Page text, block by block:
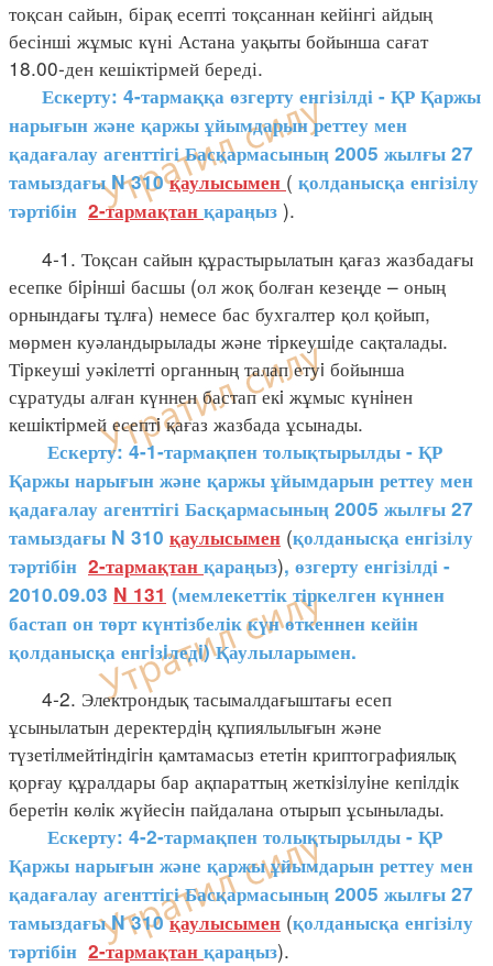
тоқсан сайын, бірақ есепті тоқсаннан кейінгі айдың
бесінші жұмыс күні Астана уақыты бойынша сағат
18.00-ден кешіктірмей береді.
Ескерту: 4-тармаққа өзгерту енгізілді - ҚР Қаржы
нарығын және қаржы ұйымдарын реттеу мен
қадағалау агенттігі Басқармасының 2005 жылғы 27
тамыздағы N 310қаулысымен ( қолданысқа енгізілу
тәртібін 2-тармақтан қараңыз ).
4-1. Тоқсан сайын құрастырылатын қағаз жазбадағы
есепке бiрiншi басшы (ол жоқ болған кезеңде – оның
орнындағы тұлға) немесе бас бухгалтер қол қойып,
мөрмен куәландырылады және тiркеушiде сақталады.
Тiркеушi уәкiлеттi органның талап етуi бойынша
сұратуды алған күннен бастап екi жұмыс күнiнен
кешiктiрмей есептi қағаз жазбада ұсынады.
Ескерту: 4-1-тармақпен толықтырылды - ҚР
Қаржы нарығын және қаржы ұйымдарын реттеу мен
қадағалау агенттігі Басқармасының 2005 жылғы 27
тамыздағы N 310 қаулысымен (қолданысқа енгізілу
тәртібін 2-тармақтан қараңыз), өзгерту енгізілді -
2010.09.03 N 131 (мемлекеттік тіркелген күннен
бастап он төрт күнтізбелік күн өткеннен кейін
қолданысқа енгiзiледi) Қаулыларымен.
4-2. Электрондық тасымалдағыштағы есеп
ұсынылатын деректердiң құпиялылығын және
түзетiлмейтiндiгiн қамтамасыз ететiн криптографиялық
қорғау құралдары бар ақпараттың жеткiзiлуiне кепiлдiк
беретiн көлiк жүйесiн пайдалана отырып ұсынылады.
Ескерту: 4-2-тармақпен толықтырылды - ҚР
Қаржы нарығын және қаржы ұйымдарын реттеу мен
қадағалау агенттігі Басқармасының 2005 жылғы 27
тамыздағы N 310қаулысымен (қолданысқа енгізілу
тәртібін 2-тармақтан қараңыз).